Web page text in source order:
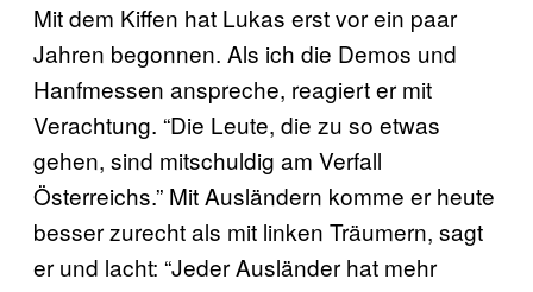
Mit dem Kiffen hat Lukas erst vor ein paar
Jahren begonnen. Als ich die Demos und
Hanfmessen anspreche, reagiert er mit
Verachtung. “Die Leute, die zu so etwas
gehen, sind mitschuldig am Verfall
Österreichs.” Mit Ausländern komme er heute
besser zurecht als mit linken Träumern, sagt
er und lacht: “Jeder Ausländer hat mehr